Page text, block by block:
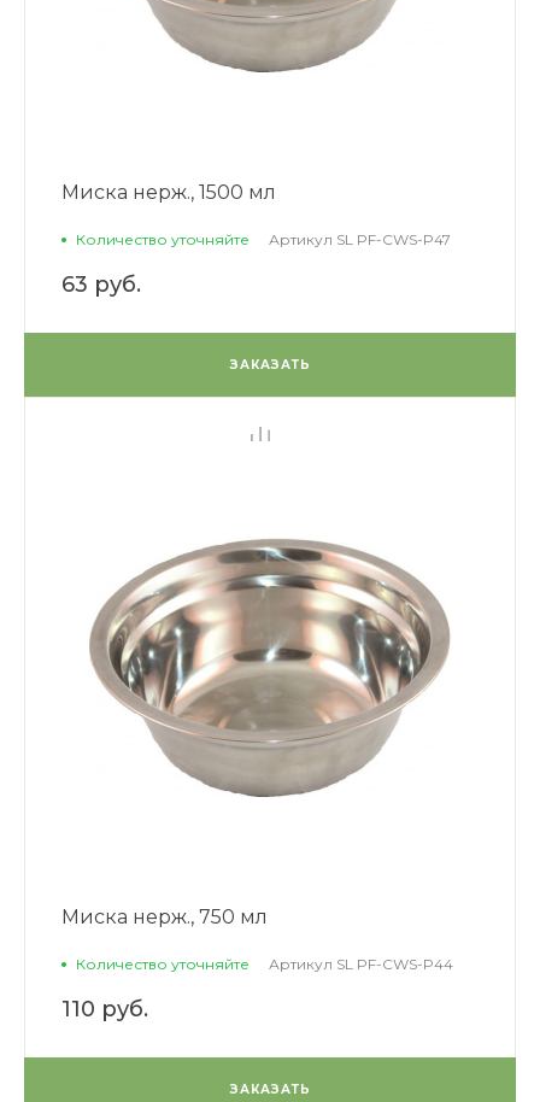
Миска нерж., 1500 мл
Количество уточняйте Артикул SL PF-CWS-P47
63 руб.
ЗАКАЗАТЬ
Миска нерж., 750 мл
Количество уточняйте Артикул SL PF-CWS-P44
110 руб.
ЗАКАЗАТЬ